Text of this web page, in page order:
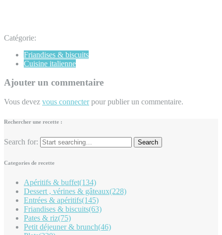
Catégorie:
Friandises & biscuits
Cuisine italienne
Ajouter un commentaire
Vous devez vous connecterpour publier un commentaire.
Rechercher une recette :
Search for:
Categories de recette
Apéritifs & buffet(134)
Dessert , vérines & gâteaux(228)
Entrées & apéritifs(145)
Friandises & biscuits(63)
Pates & riz(75)
Petit déjeuner & brunch(46)